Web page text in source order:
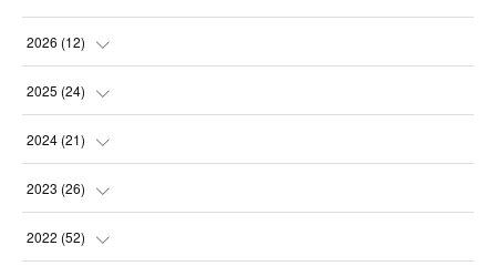
2026 (12)
(1
(3
(1
(1
2025 (24)
(2
(3
(1
2024 (21)
(2
(2
2023 (26)
(1
2022 (52)